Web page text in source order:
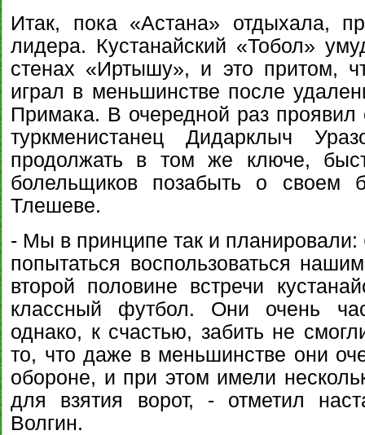
Итак, пока «Астана» отдыхала,
лидера. Кустанайский «Тобол»
стенах «Иртышу», и это притом,
играл в меньшинстве после
Примака. В очередной раз проявил
туркменистанец Дидарклыч
продолжать в том же ключе,
болельщиков позабыть о своем
Тлешеве.
- Мы в принципе так и планировали:
попытаться воспользоваться
второй половине встречи
классный футбол. Они очень
однако, к счастью, забить не
то, что даже в меньшинстве они
обороне, и при этом имели
для взятия ворот, - отметил
Волгин.